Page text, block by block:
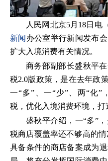
人民网北京5月18日电
新闻 办公室举行新闻发布
扩大入境消费有关情况。
商务部副部长盛秋平
税2.0版政策，是在去年政
一“多”、一“少”、两“化”
税，优化入境消费环境，打
盛秋平介绍，一“多”
税商店覆盖率还不够高的
具备条件的商店备案成为